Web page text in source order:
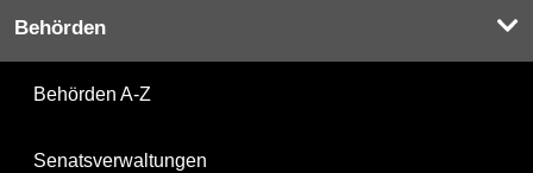
Behörden
Behörden A-Z
Senatsverwaltungen